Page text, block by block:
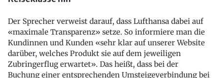
Der Sprecher verweist darauf, dass Lufthansa dabei auf
«maximale Transparenz» setze. So informiere man die
Kundinnen und Kunden «sehr klar auf unserer Website
darüber, welches Produkt sie auf dem jeweiligen
Zubringerflug erwartet». Das heißt, dass bei der
Buchung einer entsprechenden Umsteigeverbindung bei